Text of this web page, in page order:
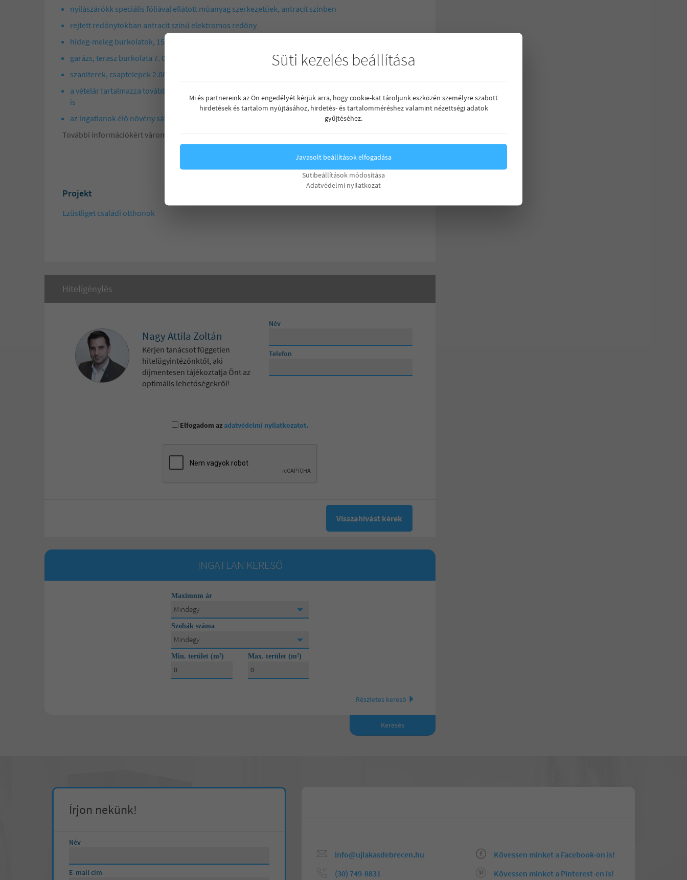
nyílászárókk speciális fóliával ellátott műanyag szerkezetűek, antracit szinben
rejtett redőnytokban antracit színű elektromos redőny
hideg-meleg burkolatok, 15.000 ft/nm áron
garázs, terasz burkolata 7. 000 ft/nm áron
szaniterek, csaptelepek 2.000.000 ft értékben választhatók.
a vételár tartalmazza továbbá az automata öntözőrendszer kiépítését, tereprendezést, és parkosítást
is
az ingatlanok élő növény sávval (babérmeggy) lesznek körbekerítve
További információkért várom hívását, érdeklődését
Projekt
Ezüstliget családi otthonok
Hiteligénylés
Nagy Attila Zoltán
Kérjen tanácsot független
hitelügyintézőnktől, aki
díjmentesen tájékoztatja Önt az
optimális lehetőségekről!
Név
Telefon
Elfogadom az adatvédelmi nyilatkozatot.
INGATLAN KERESŐ
Mindegy
Mindegy
15 000 000 Ft
20 000 000 Ft
25 000 000 Ft
50 000 000 Ft
Maximum ár
Mindegy
Mindegy
Szobák száma
Min. terület (m²) Max. terület (m²)
Részletes kereső
Keresés
Írjon nekünk!
Név
E-mail cím
info@ujlakasdebrecen.hu
(30) 749-8831
Kövessen minket a Facebook-on is!
Kövessen minket a Pinterest-en is!
Süti kezelés beállítása
Mi és partnereink az Ön engedélyét kérjük arra, hogy cookie-kat tároljunk eszközén személyre szabott
hirdetések és tartalom nyújtásához, hirdetés- és tartalomméréshez valamint nézettségi adatok
gyűjtéséhez.
Javasolt beállítások elfogadása
Sütibeállítások módosítása
Adatvédelmi nyilatkozat